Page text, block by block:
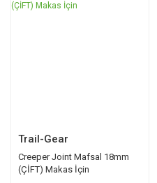
Trail-Gear
Creeper Joint Mafsal 18mm
(ÇİFT) Makas İçin